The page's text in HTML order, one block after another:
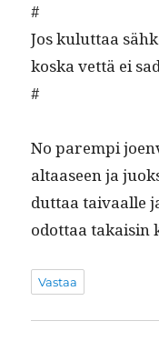
#
Jos kulut­taa
kos­ka vet­tä ei
#
No parem­pi
altaaseen ja
dut­taa taivaalle
odot­taa takaisin
Vastaa